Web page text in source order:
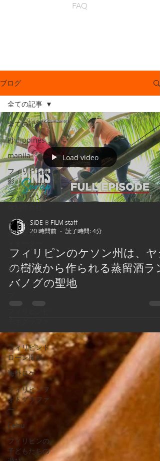
FAQ
ブログ
全ての記事
Philippines
manila
フィリピン撮
影
フィリピン映
フィリピン撮
影ロケコーデ
フィリピン撮
影許可
フィリピンセ
ー
フィリピンド
ローン撮影
海外ロケ
フィリピンフ
ォトグラファ
ー
Cebu
フィリピンの
子どもたちの
全ての記事
Load video
SIDE-B FILM staff
20 時間前
読了時間: 4分
フィリピンのケソン州は、ヤ
の樹液から作られる蒸留酒ラン
バノグの聖地